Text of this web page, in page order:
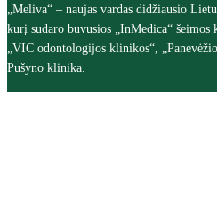
„Meliva“ – naujas vardas didžiausio
kurį sudaro buvusios „InMedica“
„VIC odontologijos klinikos“,
Pušyno klinika.